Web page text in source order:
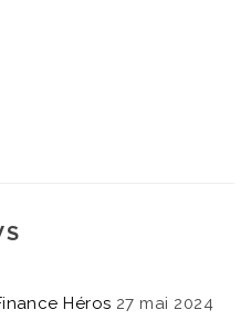
Héros 27 mai 2024